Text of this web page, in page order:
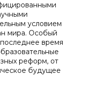
условием
мира. Особый
время
реформ, от
будущее